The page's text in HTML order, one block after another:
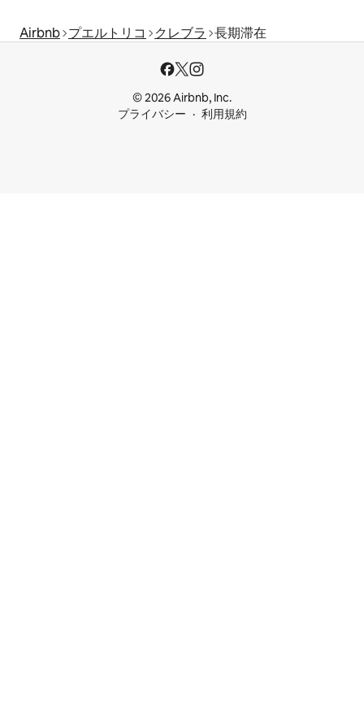
Airbnb プエルトリコ クレブラ 長期滞在
© 2026 Airbnb, Inc.
プライバシー
利用規約